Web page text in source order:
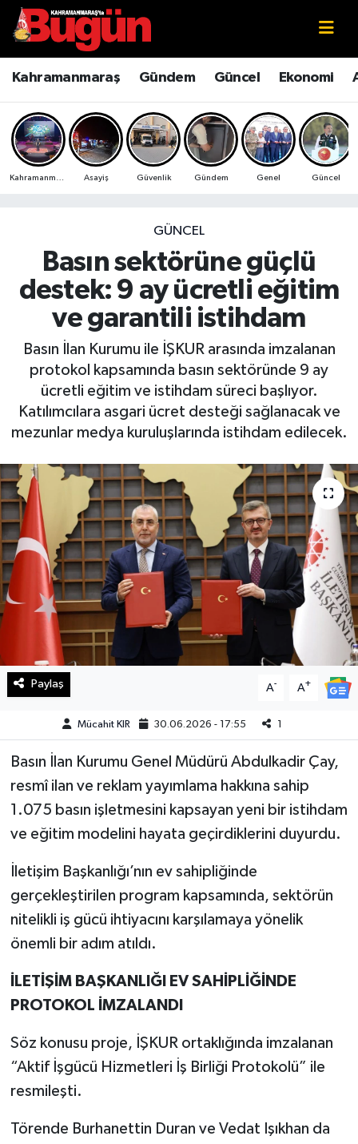
Kahramanmaraş Gündem Güncel Ekonomi
Asayiş Güvenlik Gündem Genel Güncel
GÜNCEL
Basın sektörüne güçlü
destek: 9 ay ücretli eğitim
ve garantili istihdam
Basın İlan Kurumu ile İŞKUR arasında imzalanan
protokol kapsamında basın sektöründe 9 ay
ücretli eğitim ve istihdam süreci başlıyor.
Katılımcılara asgari ücret desteği sağlanacak ve
mezunlar medya kuruluşlarında istihdam edilecek.
Paylaş A- A+
Mücahit KIR 30.06.2026 - 17:55 1
Basın İlan Kurumu Genel Müdürü Abdulkadir Çay,
resmî ilan ve reklam yayımlama hakkına sahip
1.075 basın işletmesini kapsayan yeni bir istihdam
ve eğitim modelini hayata geçirdiklerini duyurdu.
İletişim Başkanlığı’nın ev sahipliğinde
gerçekleştirilen program kapsamında, sektörün
nitelikli iş gücü ihtiyacını karşılamaya yönelik
önemli bir adım atıldı.
İLETİŞİM BAŞKANLIĞI EV SAHİPLİĞİNDE
PROTOKOL İMZALANDI
Söz konusu proje, İŞKUR ortaklığında imzalanan
“Aktif İşgücü Hizmetleri İş Birliği Protokolü” ile
resmileşti.
Törende Burhanettin Duran ve Vedat Işıkhan da
Kahramanmaraş
Kahramanmaraş Sokak Röportajları
Bilim ve Teknoloji
Çevre
Ekonomi
Güncel
Haberde İnsan
Kültür Sanat
Magazin
Manşet Altı
Manşetler
Resmi İlan
Sağlık
Spor
Teknoloji
KAHRAMANMARAŞ
Kahramanmaraş Nöbetçi Eczaneler
Kahramanmaraş Hava Durumu
Kahramanmaraş Namaz Vakitleri
Kahramanmaraş Trafik Yoğunluk Haritası
Süper Lig Puan Durumu ve Fikstür
Tüm Manşetler
Son Dakika Haberleri
Haber Arşivi